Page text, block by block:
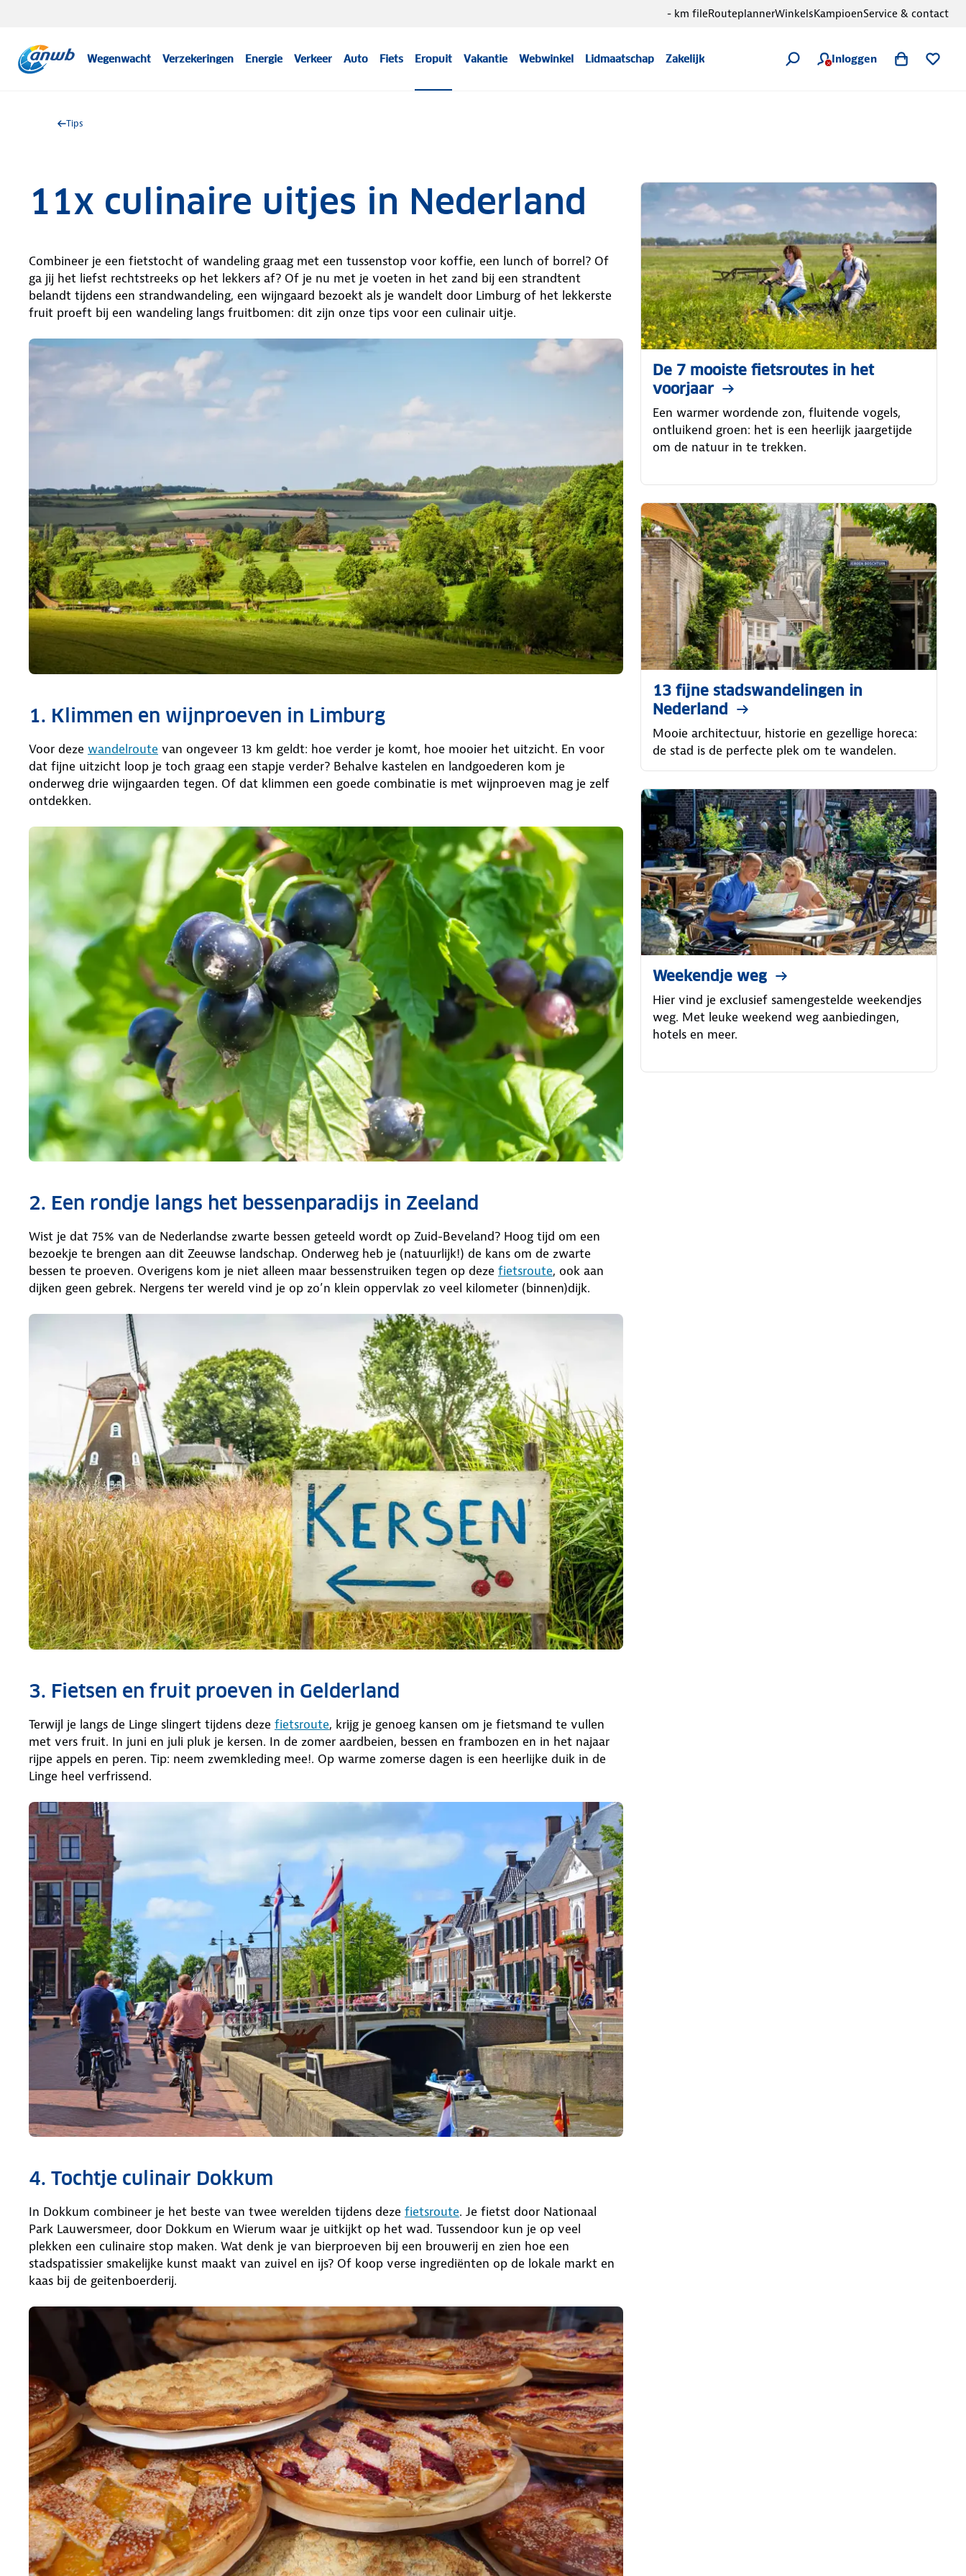
Wegenwacht Verzekeringen Energie Verkeer Auto Fiets Eropuit Vakantie Webwinkel Lidmaatschap Zakelijk Inloggen
- km fileRouteplannerWinkelsKampioenService & contact
Tips
11x culinaire uitjes in Nederland
Combineer je een fietstocht of wandeling graag met een tussenstop voor koffie, een lunch of borrel? Of
ga jij het liefst rechtstreeks op het lekkers af? Of je nu met je voeten in het zand bij een strandtent
belandt tijdens een strandwandeling, een wijngaard bezoekt als je wandelt door Limburg of het lekkerste
fruit proeft bij een wandeling langs fruitbomen: dit zijn onze tips voor een culinair uitje.
1. Klimmen en wijnproeven in Limburg
Voor deze wandelroute van ongeveer 13 km geldt: hoe verder je komt, hoe mooier het uitzicht. En voor
dat fijne uitzicht loop je toch graag een stapje verder? Behalve kastelen en landgoederen kom je
onderweg drie wijngaarden tegen. Of dat klimmen een goede combinatie is met wijnproeven mag je zelf
ontdekken.
2. Een rondje langs het bessenparadijs in Zeeland
Wist je dat 75% van de Nederlandse zwarte bessen geteeld wordt op Zuid-Beveland? Hoog tijd om een
bezoekje te brengen aan dit Zeeuwse landschap. Onderweg heb je (natuurlijk!) de kans om de zwarte
bessen te proeven. Overigens kom je niet alleen maar bessenstruiken tegen op deze fietsroute, ook aan
dijken geen gebrek. Nergens ter wereld vind je op zo’n klein oppervlak zo veel kilometer (binnen)dijk.
3. Fietsen en fruit proeven in Gelderland
Terwijl je langs de Linge slingert tijdens deze fietsroute, krijg je genoeg kansen om je fietsmand te vullen
met vers fruit. In juni en juli pluk je kersen. In de zomer aardbeien, bessen en frambozen en in het najaar
rijpe appels en peren. Tip: neem zwemkleding mee!. Op warme zomerse dagen is een heerlijke duik in de
Linge heel verfrissend.
4. Tochtje culinair Dokkum
In Dokkum combineer je het beste van twee werelden tijdens deze fietsroute. Je fietst door Nationaal
Park Lauwersmeer, door Dokkum en Wierum waar je uitkijkt op het wad. Tussendoor kun je op veel
plekken een culinaire stop maken. Wat denk je van bierproeven bij een brouwerij en zien hoe een
stadspatissier smakelijke kunst maakt van zuivel en ijs? Of koop verse ingrediënten op de lokale markt en
kaas bij de geitenboerderij.
De 7 mooiste fietsroutes in het
voorjaar
Een warmer wordende zon, fluitende vogels,
ontluikend groen: het is een heerlijk jaargetijde
om de natuur in te trekken.
13 fijne stadswandelingen in
Nederland
Mooie architectuur, historie en gezellige horeca:
de stad is de perfecte plek om te wandelen.
Weekendje weg
Hier vind je exclusief samengestelde weekendjes
weg. Met leuke weekend weg aanbiedingen,
hotels en meer.